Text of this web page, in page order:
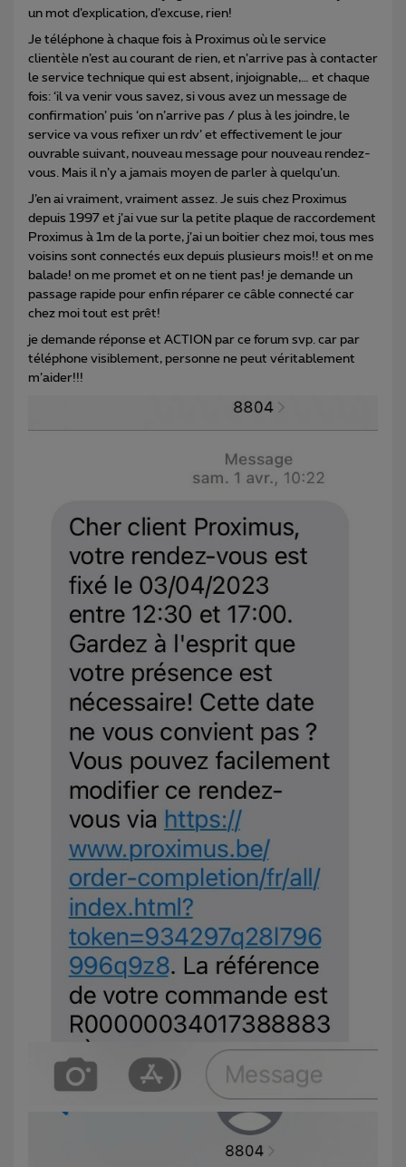
un mot d’explication, d’excuse, rien!
Je téléphone à chaque fois à Proximus où le service
clientèle n’est au courant de rien, et n’arrive pas à contacter
le service technique qui est absent, injoignable,… et chaque
fois: ‘il va venir vous savez, si vous avez un message de
confirmation’ puis ‘on n’arrive pas / plus à les joindre, le
service va vous refixer un rdv’ et effectivement le jour
ouvrable suivant, nouveau message pour nouveau rendez-
vous. Mais il n’y a jamais moyen de parler à quelqu’un.
J’en ai vraiment, vraiment assez. Je suis chez Proximus
depuis 1997 et j’ai vue sur la petite plaque de raccordement
Proximus à 1m de la porte, j’ai un boitier chez moi, tous mes
voisins sont connectés eux depuis plusieurs mois!! et on me
balade! on me promet et on ne tient pas! je demande un
passage rapide pour enfin réparer ce câble connecté car
chez moi tout est prêt!
je demande réponse et ACTION par ce forum svp. car par
téléphone visiblement, personne ne peut véritablement
m’aider!!!